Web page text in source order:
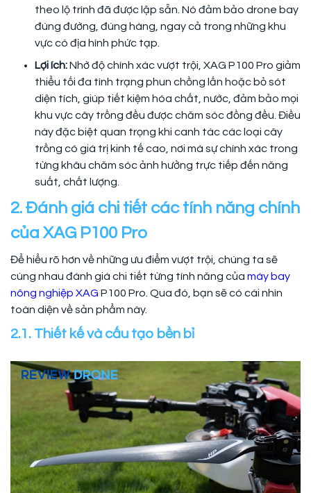
theo lộ trình đã được lập sẵn. Nó đảm bảo drone bay
đúng đường, đúng hàng, ngay cả trong những khu
vực có địa hình phức tạp.
Lợi ích:Nhờ độ chính xác vượt trội, XAG P100 Pro giảm
thiểu tối đa tình trạng phun chồng lấn hoặc bỏ sót
diện tích, giúp tiết kiệm hóa chất, nước, đảm bảo mọi
khu vực cây trồng đều được chăm sóc đồng đều. Điều
này đặc biệt quan trọng khi canh tác các loại cây
trồng có giá trị kinh tế cao, nơi mà sự chính xác trong
từng khâu chăm sóc ảnh hưởng trực tiếp đến năng
suất, chất lượng.
2. Đánh giá chi tiết các tính năng chính
của XAG P100 Pro
Để hiểu rõ hơn về những ưu điểm vượt trội, chúng ta sẽ
cùng nhau đánh giá chi tiết từng tính năng của máy bay
nông nghiệp XAG P100 Pro. Qua đó, bạn sẽ có cái nhìn
toàn diện về sản phẩm này.
2.1. Thiết kế và cấu tạo bền bỉ